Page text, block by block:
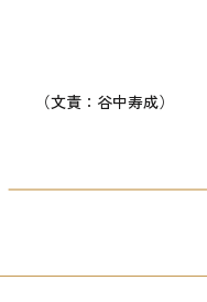
（文責：谷中寿成）